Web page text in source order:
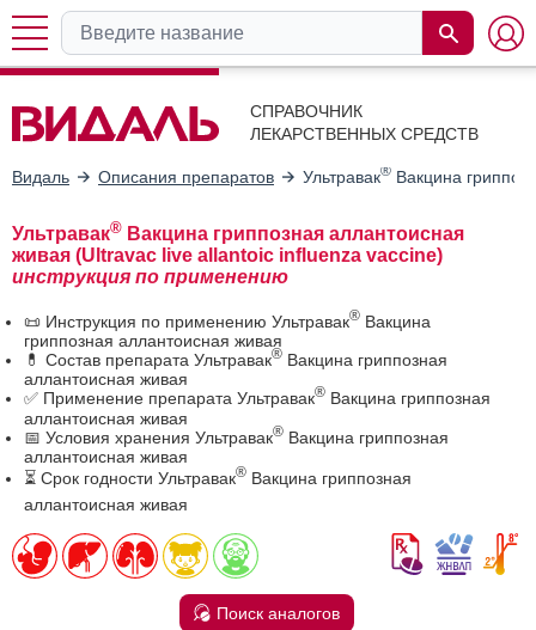
СПРАВОЧНИК
ЛЕКАРСТВЕННЫХ СРЕДСТВ
Видаль Описания препаратов Ультравак® Вакцина
Ультравак® Вакцина гриппозная аллантоисная
живая (Ultravac live allantoic influenza vaccine)
инструкция по применению
📜 Инструкция по применению Ультравак® Вакцина
гриппозная аллантоисная живая
💊 Состав препарата Ультравак® Вакцина гриппозная
аллантоисная живая
✅ Применение препарата Ультравак® Вакцина гриппозная
аллантоисная живая
📅 Условия хранения Ультравак® Вакцина гриппозная
аллантоисная живая
⏳ Срок годности Ультравак® Вакцина гриппозная
аллантоисная живая
Поиск аналогов